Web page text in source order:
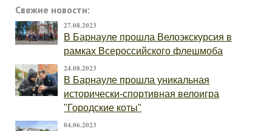
Свежие новости:
27.08.2023
В Барнауле прошла Велоэкскурсия в
рамках Всероссийского флешмоба
24.08.2023
В Барнауле прошла уникальная
исторически-спортивная велоигра
"Городские коты"
04.06.2023